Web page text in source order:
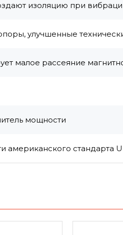
изоляцию при
улучшенные
малое рассеяние
мощности
американского стандарта